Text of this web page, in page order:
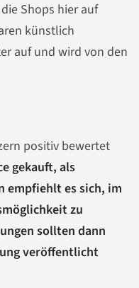
Shops hier auf
künstlich
auf und wird von den
positiv bewertet
gekauft, als
empfiehlt es sich, im
zu
sollten dann
veröffentlicht